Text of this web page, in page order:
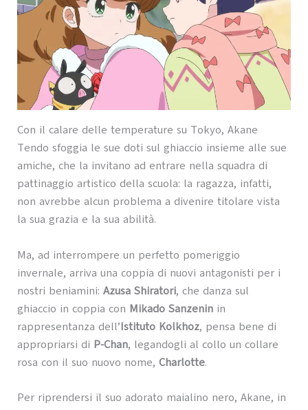
Con il calare delle temperature su Tokyo, Akane
Tendo sfoggia le sue doti sul ghiaccio insieme alle sue
amiche, che la invitano ad entrare nella squadra di
pattinaggio artistico della scuola: la ragazza, infatti,
non avrebbe alcun problema a divenire titolare vista
la sua grazia e la sua abilità.
Ma, ad interrompere un perfetto pomeriggio
invernale, arriva una coppia di nuovi antagonisti per i
nostri beniamini: Azusa Shiratori, che danza sul
ghiaccio in coppia con Mikado Sanzeninin
rappresentanza dell’Istituto Kolkhoz, pensa bene di
appropriarsi di P-Chan, legandogli al collo un collare
rosa con il suo nuovo nome, Charlotte.
Per riprendersi il suo adorato maialino nero, Akane, in